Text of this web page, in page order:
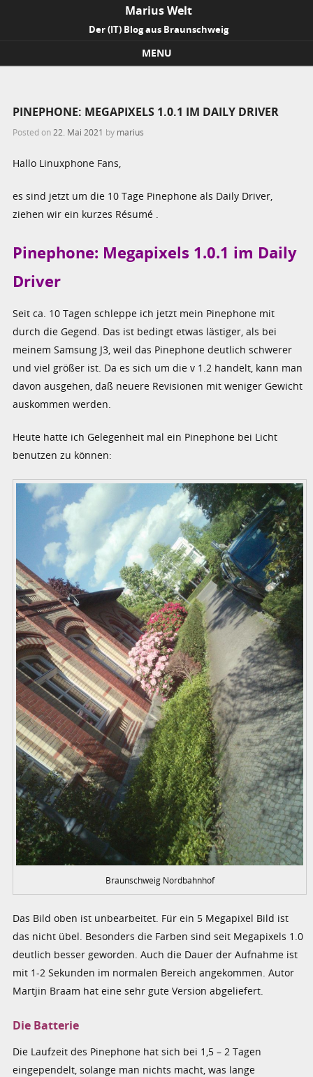
Marius Welt
Der (IT) Blog aus Braunschweig
MENU
PINEPHONE: MEGAPIXELS 1.0.1 IM DAILY DRIVER
Posted on 22. Mai 2021 by marius
Hallo Linuxphone Fans,
es sind jetzt um die 10 Tage Pinephone als Daily Driver,
ziehen wir ein kurzes Résumé .
Pinephone: Megapixels 1.0.1 im Daily
Driver
Seit ca. 10 Tagen schleppe ich jetzt mein Pinephone mit
durch die Gegend. Das ist bedingt etwas lästiger, als bei
meinem Samsung J3, weil das Pinephone deutlich schwerer
und viel größer ist. Da es sich um die v 1.2 handelt, kann man
davon ausgehen, daß neuere Revisionen mit weniger Gewicht
auskommen werden.
Heute hatte ich Gelegenheit mal ein Pinephone bei Licht
benutzen zu können:
Braunschweig Nordbahnhof
Das Bild oben ist unbearbeitet. Für ein 5 Megapixel Bild ist
das nicht übel. Besonders die Farben sind seit Megapixels 1.0
deutlich besser geworden. Auch die Dauer der Aufnahme ist
mit 1-2 Sekunden im normalen Bereich angekommen. Autor
Martjin Braam hat eine sehr gute Version abgeliefert.
Die Batterie
Die Laufzeit des Pinephone hat sich bei 1,5 – 2 Tagen
eingependelt, solange man nichts macht, was lange